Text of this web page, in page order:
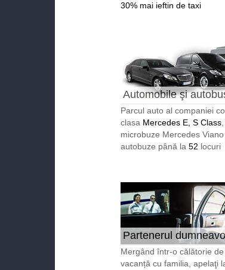
30% mai ieftin de taxi
Automobile şi
reprezentabile
Parcul auto al companiei
clasa Mercedes E, S Class
microbuze Mercedes
autobuze până la 52 locuri
Partenerul
încredere în Europa
Mergând într-o călătorie
vacanță cu familia, apelaţi